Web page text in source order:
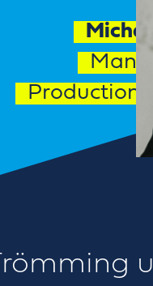
Production